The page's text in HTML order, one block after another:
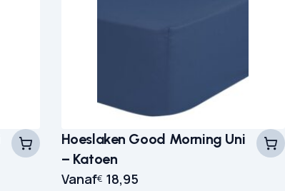
Hoeslaken Good Morning Uni
– Katoen
Vanaf€ 18,95